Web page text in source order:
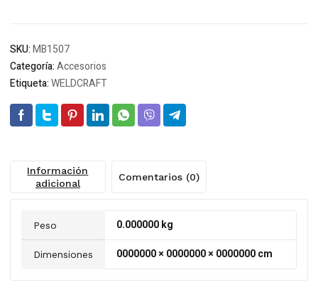
SKU:MB1507
Categoría:Accesorios
Etiqueta:WELDCRAFT
Información
adicional
Comentarios (0)
Peso 0.000000 kg
Dimensiones 0000000 × 0000000 × 0000000 cm